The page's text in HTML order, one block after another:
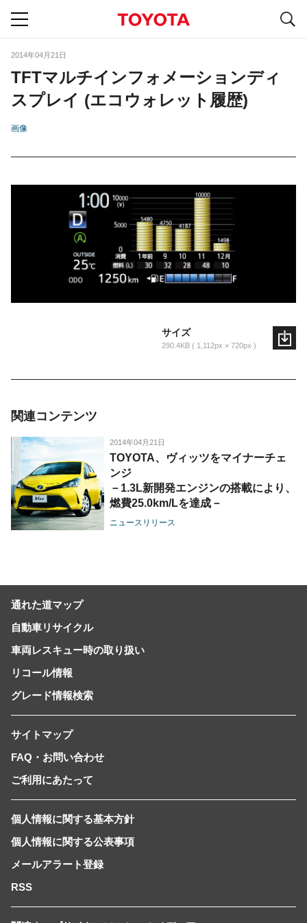
2014年04月21日
TFTマルチインフォメーションディ
スプレイ (エコウォレット履歴)
画像
サイズ
290.4KB 1,112px × 720px
関連コンテンツ
2014年04月21日
TOYOTA、ヴィッツをマイナーチェ
ンジ
－1.3L新開発エンジンの搭載により、
燃費25.0km/Lを達成－
ニュースリリース
通れた道マップ
自動車リサイクル
車両レスキュー時の取り扱い
リコール情報
グレード情報検索
サイトマップ
FAQ・お問い合わせ
ご利用にあたって
個人情報に関する基本方針
個人情報に関する公表事項
メールアラート登録
RSS